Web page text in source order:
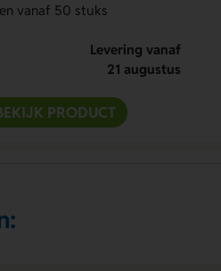
vanaf 50 stuks
Levering vanaf
21 augustus
PRODUCT